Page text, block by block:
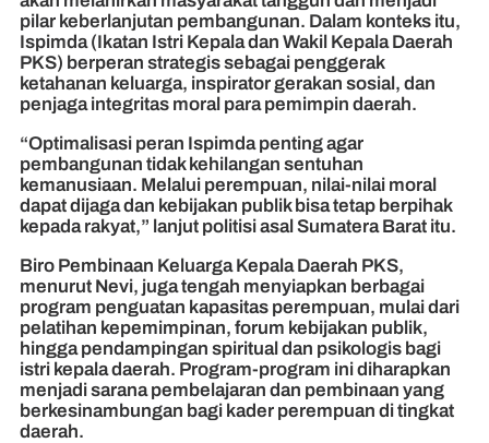
pilar keberlanjutan pembangunan. Dalam konteks itu,
Ispimda (Ikatan Istri Kepala dan Wakil Kepala Daerah
PKS) berperan strategis sebagai penggerak
ketahanan keluarga, inspirator gerakan sosial, dan
penjaga integritas moral para pemimpin daerah.
“Optimalisasi peran Ispimda penting agar
pembangunan tidak kehilangan sentuhan
kemanusiaan. Melalui perempuan, nilai-nilai moral
dapat dijaga dan kebijakan publik bisa tetap berpihak
kepada rakyat,” lanjut politisi asal Sumatera Barat itu.
Biro Pembinaan Keluarga Kepala Daerah PKS,
menurut Nevi, juga tengah menyiapkan berbagai
program penguatan kapasitas perempuan, mulai dari
pelatihan kepemimpinan, forum kebijakan publik,
hingga pendampingan spiritual dan psikologis bagi
istri kepala daerah. Program-program ini diharapkan
menjadi sarana pembelajaran dan pembinaan yang
berkesinambungan bagi kader perempuan di tingkat
daerah.